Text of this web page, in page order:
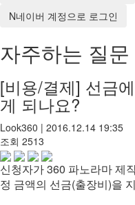
N네이버 계정으로 로그인
자주하는 질문
[비용/결제] 선금
게 되나요?
Look360 | 2016.12.14 19:35
조회 2513
신청자가 360 파노라마 제
정 금액의 선금(출장비)을